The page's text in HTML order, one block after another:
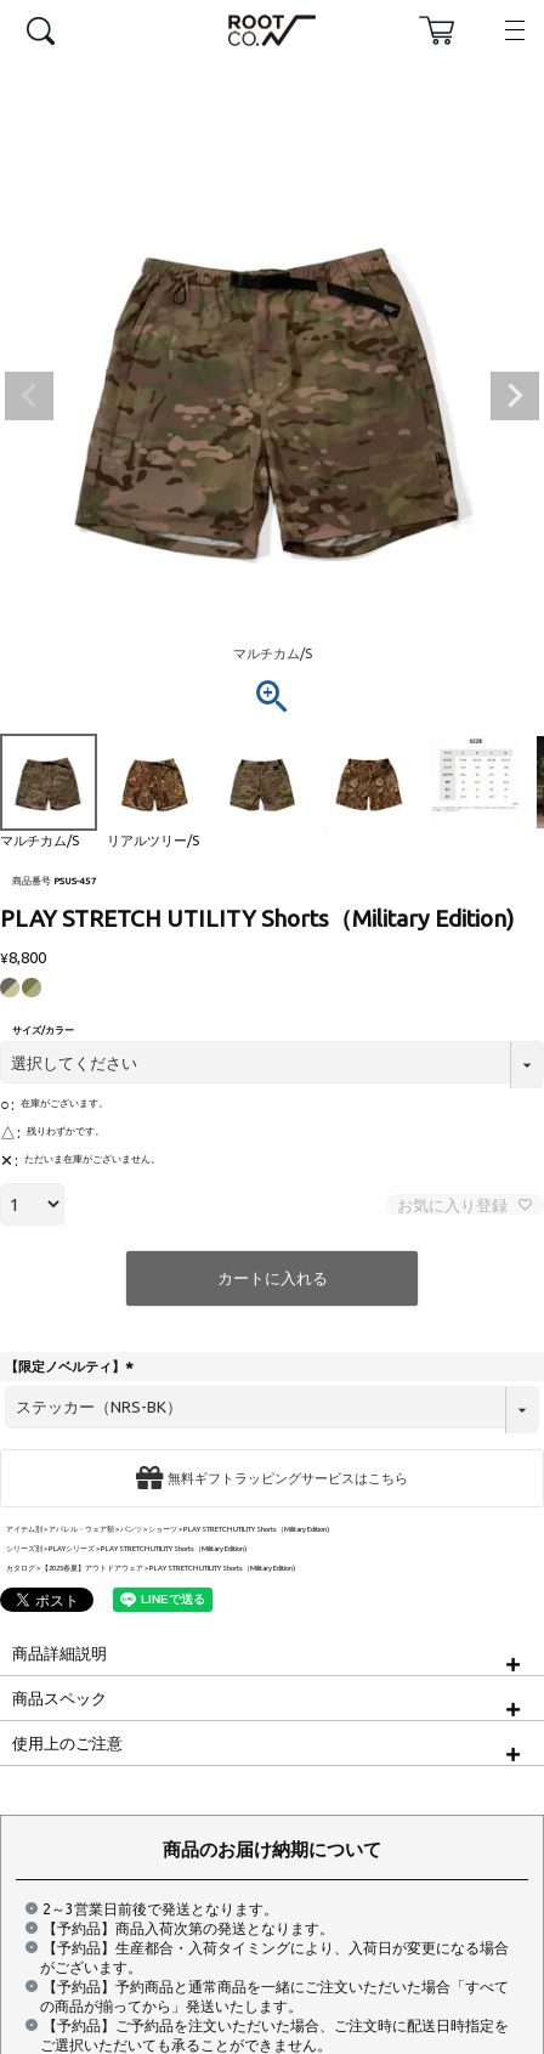
マルチカム/S
マルチカム/S リアルツリー/S
商品番号 PSUS-457
PLAY STRETCH UTILITY Shorts（Military Edition)
¥8,800
サイズ/カラー
○ 在庫がございます。
△ 残りわずかです。
✕ ただいま在庫がございません。
お気に入り登録
カートに入れる
【限定ノベルティ】
必
無料ギフトラッピングサービスはこちら
アイテム別 アパレル・ウェア類 パンツ ショーツ PLAY STRETCH UTILITY Shorts（Military Edition)
シリーズ別 PLAYシリーズ PLAY STRETCH UTILITY Shorts（Military Edition)
カタログ 【2025春夏】アウトドアウェア PLAY STRETCH UTILITY Shorts（Military Edition)
商品詳細説明
商品スペック
使用上のご注意
商品のお届け納期について
2～3営業日前後で発送となります。
【予約品】商品入荷次第の発送となります。
【予約品】生産都合・入荷タイミングにより、入荷日が変更になる場合
がございます。
【予約品】予約商品と通常商品を一緒にご注文いただいた場合「すべて
の商品が揃ってから」発送いたします。
【予約品】ご予約品を注文いただいた場合、ご注文時に配送日時指定を
ご選択いただいても承ることができません。